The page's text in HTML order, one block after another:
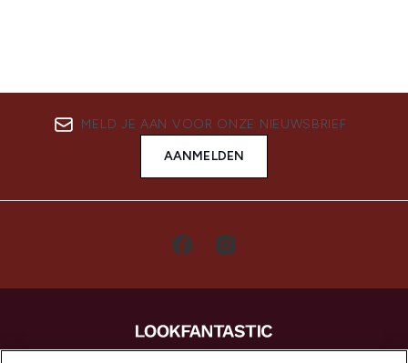
MELD JE AAN VOOR ONZE NIEUWSBRIEF
AANMELDEN